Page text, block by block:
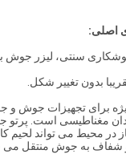
سنتی، لیزر جوش
ویژه برای تجهیزات جوش و
مغناطیسی است. پرتو
در محیط می تواند لحیم
شفاف به جوش منتقل می